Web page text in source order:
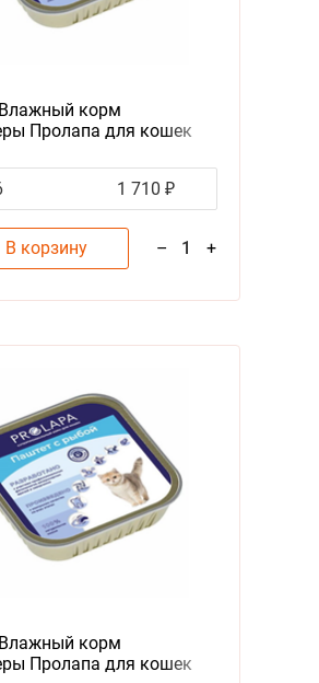
Влажный корм
Пролапа для кошек
1 710 ₽
В корзину – 1 +
Влажный корм
Пролапа для кошек